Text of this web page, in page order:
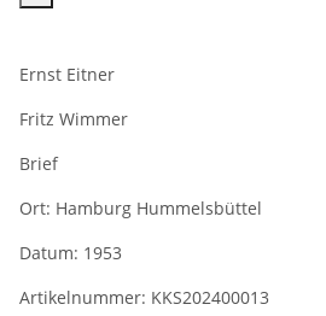
Ernst Eitner
Fritz Wimmer
Brief
Ort: Hamburg Hummelsbüttel
Datum: 1953
Artikelnummer: KKS202400013